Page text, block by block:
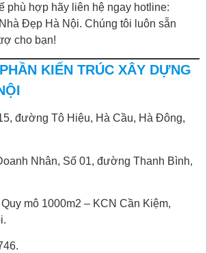
phù hợp hãy liên hệ ngay hotline:
Đẹp Hà Nội. Chúng tôi luôn sẵn
cho bạn!
KIẾN TRÚC XÂY DỰNG
đường Tô Hiệu, Hà Cầu, Hà Đông,
Nhân, Số 01, đường Thanh Bình,
mô 1000m2 – KCN Cần Kiệm,